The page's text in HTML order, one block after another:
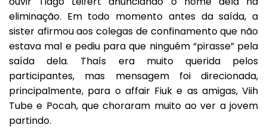
eliminação. Em todo momento antes da saída, a
sister afirmou aos colegas de confinamento que não
estava mal e pediu para que ninguém “pirasse” pela
saída dela. Thaís era muito querida pelos
participantes, mas mensagem foi direcionada,
principalmente, para o affair Fiuk e as amigas, Viih
Tube e Pocah, que choraram muito ao ver a jovem
partindo.